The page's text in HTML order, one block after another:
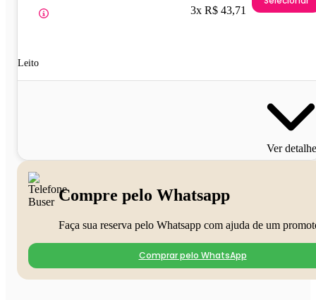
Leito
3x R$ 43,71
Ver
Compre pelo Whatsapp
Faça sua reserva pelo Whatsapp com ajuda de um
Comprar pelo WhatsApp